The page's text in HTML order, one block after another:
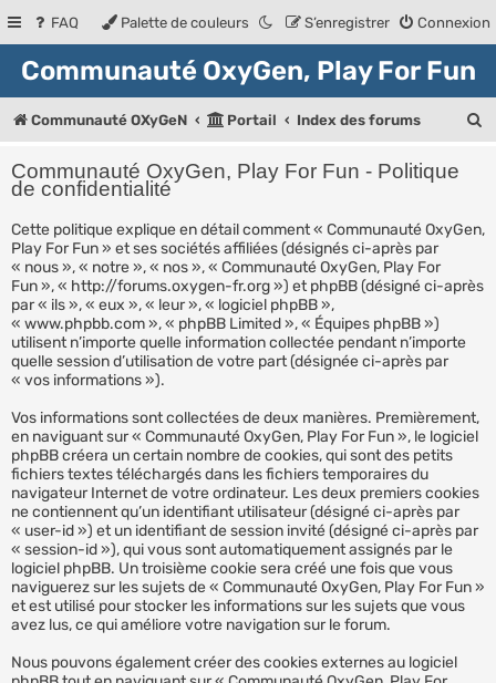
FAQ Connexion
S’enregistrer
Palette de couleurs
Communauté OxyGen, Play For Fun
Communauté OXyGeN Portail Index des forums
Communauté OxyGen, Play For Fun - Politique
de confidentialité
Cette politique explique en détail comment « Communauté OxyGen,
Play For Fun » et ses sociétés affiliées (désignés ci-après par
« nous », « notre », « nos », « Communauté OxyGen, Play For
Fun », « http://forums.oxygen-fr.org ») et phpBB (désigné ci-après
par « ils », « eux », « leur », « logiciel phpBB »,
« www.phpbb.com », « phpBB Limited », « Équipes phpBB »)
utilisent n’importe quelle information collectée pendant n’importe
quelle session d’utilisation de votre part (désignée ci-après par
« vos informations »).
Vos informations sont collectées de deux manières. Premièrement,
en naviguant sur « Communauté OxyGen, Play For Fun », le logiciel
phpBB créera un certain nombre de cookies, qui sont des petits
fichiers textes téléchargés dans les fichiers temporaires du
navigateur Internet de votre ordinateur. Les deux premiers cookies
ne contiennent qu’un identifiant utilisateur (désigné ci-après par
« user-id ») et un identifiant de session invité (désigné ci-après par
« session-id »), qui vous sont automatiquement assignés par le
logiciel phpBB. Un troisième cookie sera créé une fois que vous
naviguerez sur les sujets de « Communauté OxyGen, Play For Fun »
et est utilisé pour stocker les informations sur les sujets que vous
avez lus, ce qui améliore votre navigation sur le forum.
Nous pouvons également créer des cookies externes au logiciel